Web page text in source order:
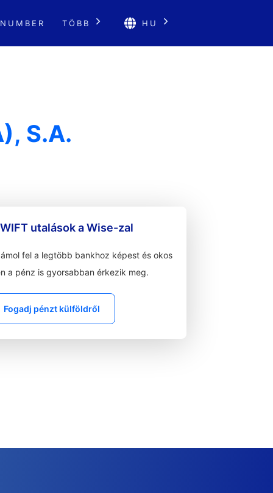
TÖBB HU
S.A.
utalások a Wise-zal
fel a legtöbb bankhoz képest és okos
a pénz is gyorsabban érkezik meg.
Fogadj pénzt külföldről